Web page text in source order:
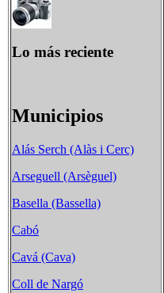
Lo más reciente
Municipios
Alás Serch (Alàs i Cerc)
Arseguell (Arsèguel)
Basella (Bassella)
Cabó
Cavá (Cava)
Coll de Nargó